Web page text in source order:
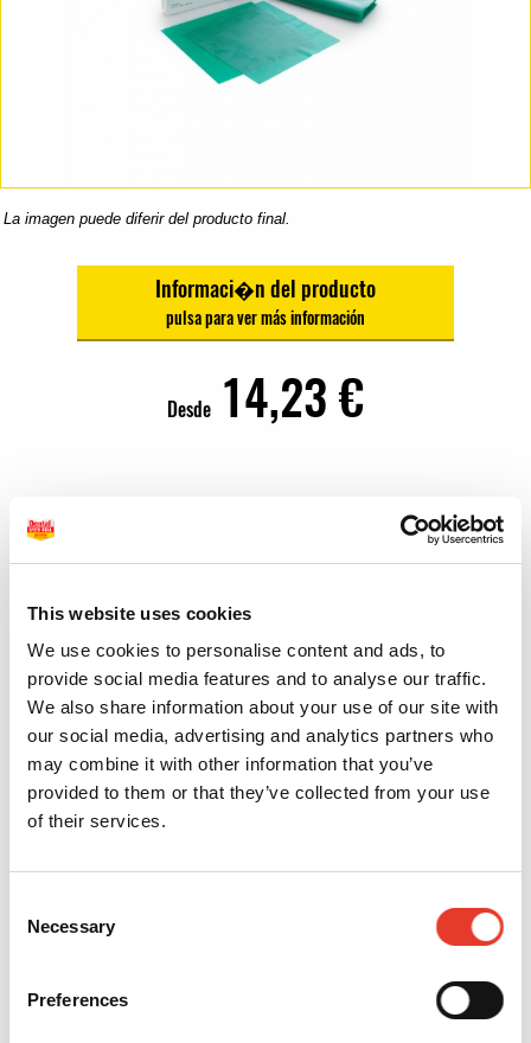
This website uses cookies
We use cookies to personalise content and ads, to
provide social media features and to analyse our traffic.
We also share information about your use of our site with
our social media, advertising and analytics partners who
may combine it with other information that you’ve
provided to them or that they’ve collected from your use
of their services.
Selection
Necessary
Preferences
La imagen puede diferir del producto final.
Informaci�n del producto
Desde 14,23 €
DIQUES DE GOMA SIN POLVO HYSOLATE – COLOR VERDE (36 UDS.)
MODELO:60034421
PVP
24,90 €
30,13 €
IVA INC.
21,90 €
26,50 €
IVA INC.
- +
DIQUES DE GOMA SIN POLVO HYSOLATE – COLOR VERDE (36 UDS.)
- DIQUES HYSOLATE COLOR VERDE - FINO
23,78 €
+